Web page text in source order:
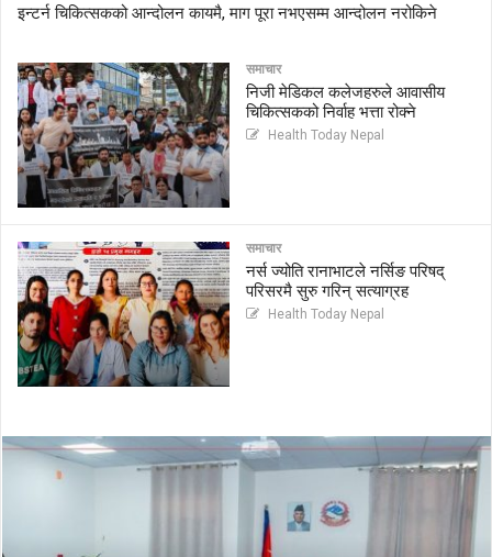
इन्टर्न चिकित्सकको आन्दोलन कायमै, माग पूरा नभएसम्म आन्दोलन नरोकिने
समाचार
निजी मेडिकल कलेजहरुले आवासीय
चिकित्सकको निर्वाह भत्ता रोक्ने
Health Today Nepal
समाचार
नर्स ज्योति रानाभाटले नर्सिङ परिषद्
परिसरमै सुरु गरिन् सत्याग्रह
Health Today Nepal